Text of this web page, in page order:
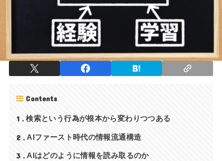
Contents
1 検索という行為が根本から変わりつつある
2 AIファースト時代の情報流通構造
3 AIはどのように情報を読み取るのか